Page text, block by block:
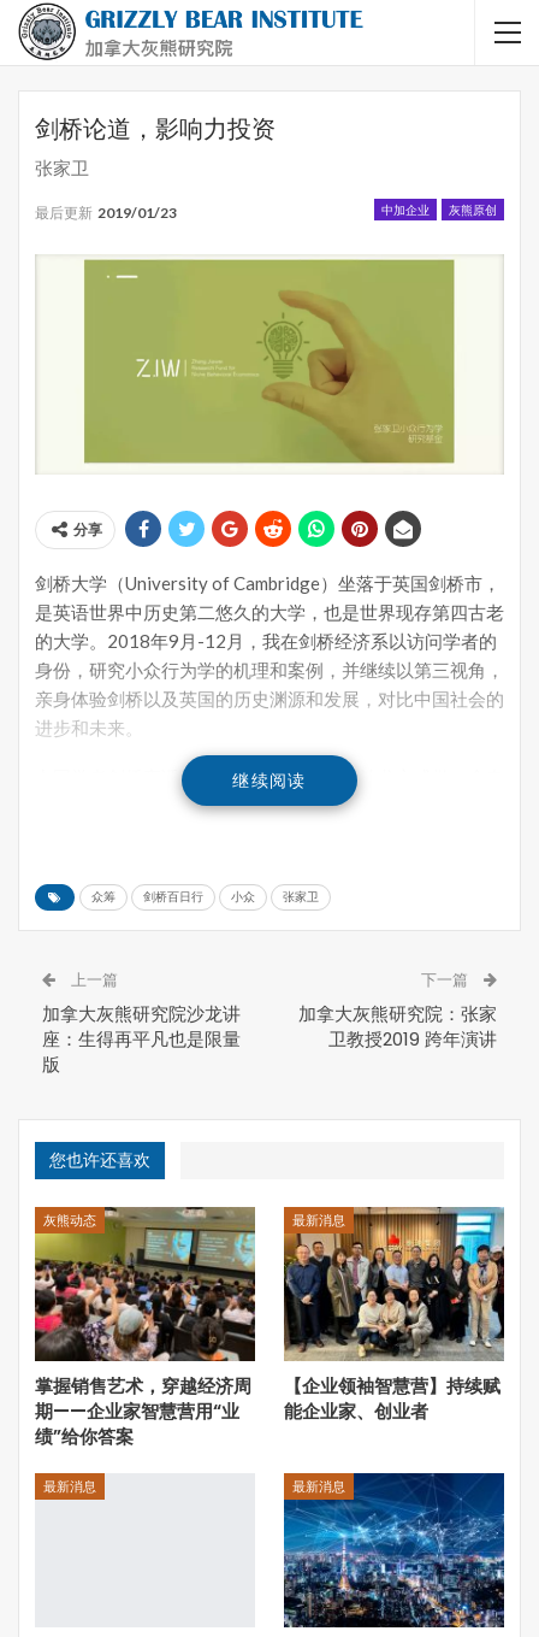
剑桥论道，影响力投资
张家卫
中加企业 灰熊原创
最后更新 2019/01/23
分享
剑桥大学（University of Cambridge）坐落于英国剑桥市，
是英语世界中历史第二悠久的大学，也是世界现存第四古老
的大学。2018年9月-12月，我在剑桥经济系以访问学者的
身份，研究小众行为学的机理和案例，并继续以第三视角，
亲身体验剑桥以及英国的历史渊源和发展，对比中国社会的
进步和未来。
中国学者剑桥夜话的第十讲，邀请了我以沙龙方式做一个专
题，那就聊聊“影响力投资”吧。
张家卫教授与剑桥的学者们
赋予了“熊掌与鱼可以兼得”的公益属性；三是比尔盖茨、巴
马云动用了他新加坡慈善基金的12亿港元购买香港豪宅，
究竟是一个怎样的套路？；四是英美两国影响力投资领域的
引领以及中国影响力投资领域的方兴未艾；五是小众行为学
研究基金正在从事一项伟大事业：影响力投资。
活动当天挤满了剑桥不同院系的访问学者、博士、剑桥工程
实验室和工程模拟公司的年轻工程师，来自法国里昂的专利
战略专家许教授也参加了沙龙讨论。
继续阅读
众筹 剑桥百日行 小众 张家卫
上一篇
加拿大灰熊研究院沙龙讲
座：生得再平凡也是限量
版
下一篇
加拿大灰熊研究院：张家
卫教授2019 跨年演讲
您也许还喜欢
灰熊动态
掌握销售艺术，穿越经济周
期——企业家智慧营用“业
绩”给你答案
最新消息
【企业领袖智慧营】持续赋
能企业家、创业者
最新消息 最新消息